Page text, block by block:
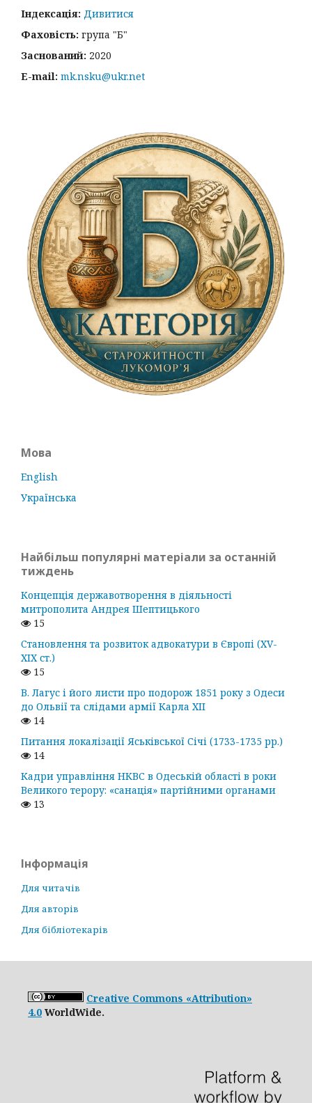
Індексація: Дивитися
Фаховість: група "Б"
Заснований: 2020
E-mail: mk.nsku@ukr.net
Мова
English
Українська
Найбільш популярні матеріали за останній
тиждень
Концепція державотворення в діяльності
митрополита Андрея Шептицького
15
Становлення та розвиток адвокатури в Європі (ХV-
ХІХ ст.)
15
В. Лагус і його листи про подорож 1851 року з Одеси
до Ольвії та слідами армії Карла ХІІ
14
Питання локалізації Яськівської Січі (1733-1735 рр.)
14
Кадри управління НКВС в Одеській області в роки
Великого терору: «санація» партійними органами
13
Інформація
Для читачів
Для авторів
Для бібліотекарів
Creative Commons «Attribution»
4.0 WorldWide.